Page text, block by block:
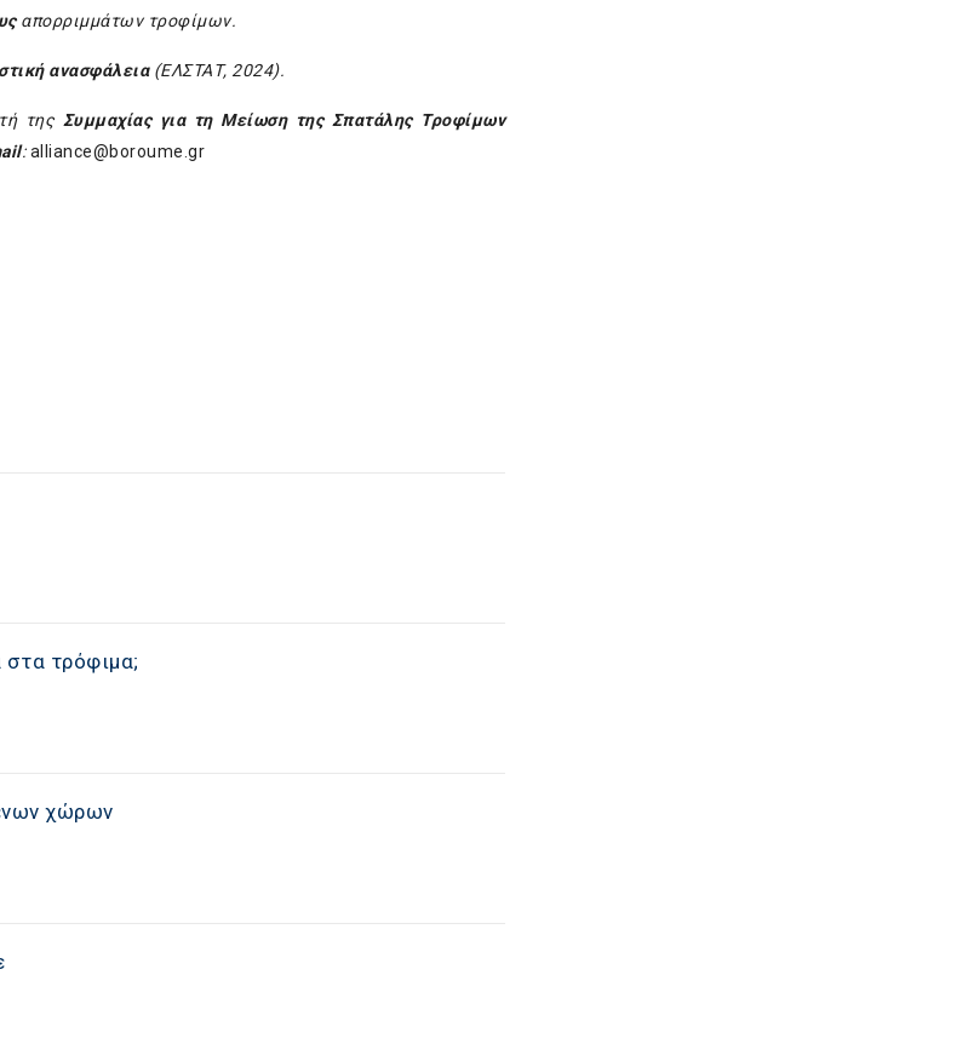
απορριμμάτων τροφίμων.
ανασφάλεια(ΕΛΣΤΑΤ, 2024).
της Συμμαχίας για τη Μείωση της Σπατάλης Τροφίμων
:alliance@boroume.gr
τρόφιμα;
χώρων